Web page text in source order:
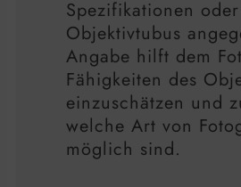
Spezifikationen
Objektivtubus
Angabe hilft dem
Fähigkeiten des
einzuschätzen und
welche Art von
möglich sind.